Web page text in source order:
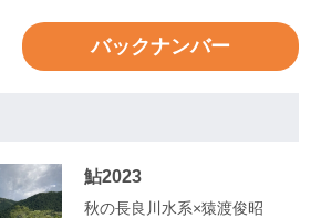
バックナンバー
鮎2023
秋の長良川水系×猿渡俊昭